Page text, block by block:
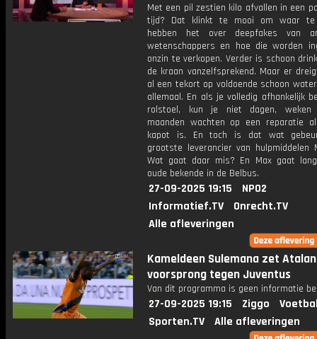
Met een pil zestien kilo afvallen in een
tijd? Dat klinkt te mooi om waar te
hebben het over deepfakes van
wetenschappers en hoe die worden
onzin te verkopen. Verder is schoon
de kraan vanzelfsprekend. Maar er
al een tekort op voldoende schoon
allemaal. En als je volledig afhankelijk
rolstoel, kun je niet dagen,
maanden wachten op een reparatie
kapot is. En toch is dat wat
grootste leverancier van hulpmiddelen
Wat gaat daar mis? En Max gaat
oude bekende in de Belbus.
27-09-2025 19:15
NPO2
Informatief.TV
Onrecht.TV
Alle afleveringen
Kameldeen Sulemana zet
voorsprong tegen Juventus
Van dit programma is geen informatie
27-09-2025 19:15 Ziggo
Sporten.TV
Alle afleveringen